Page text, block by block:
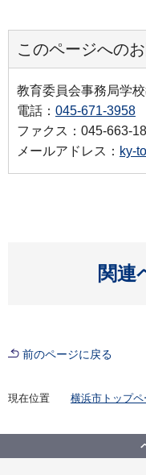
このページへの
教育委員会事務局学
電話： 045-671-3958
ファクス：045-663-
メールアドレス： ky-
関連
前のページに戻る
現在位置 横浜市トップペ
【入札結果掲
別支援学校福